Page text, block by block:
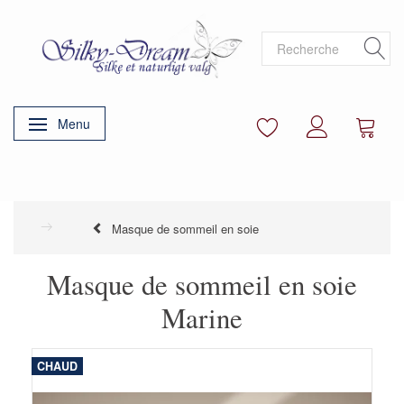
Basculer la navigation
Menu
Masque de sommeil en soie
Masque de sommeil en soie
Marine
CHAUD